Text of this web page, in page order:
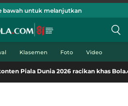
bawah untuk melanjutkan
Klasemen Foto Video
2026 racikan khas Bola.com. Klik